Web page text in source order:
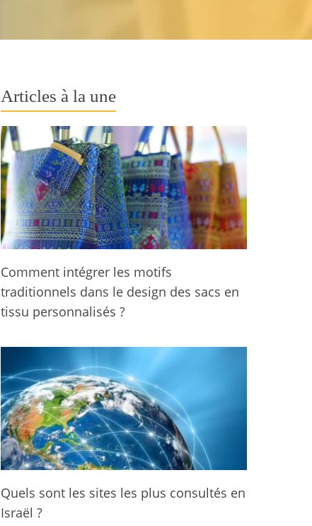
Articles à la une
Comment intégrer les motifs
traditionnels dans le design des sacs en
tissu personnalisés ?
Quels sont les sites les plus consultés en
Israël ?